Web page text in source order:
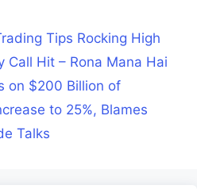
Tips Rocking High
Call Hit – Rona Mana Hai
on $200 Billion of
to 25%, Blames
Talks